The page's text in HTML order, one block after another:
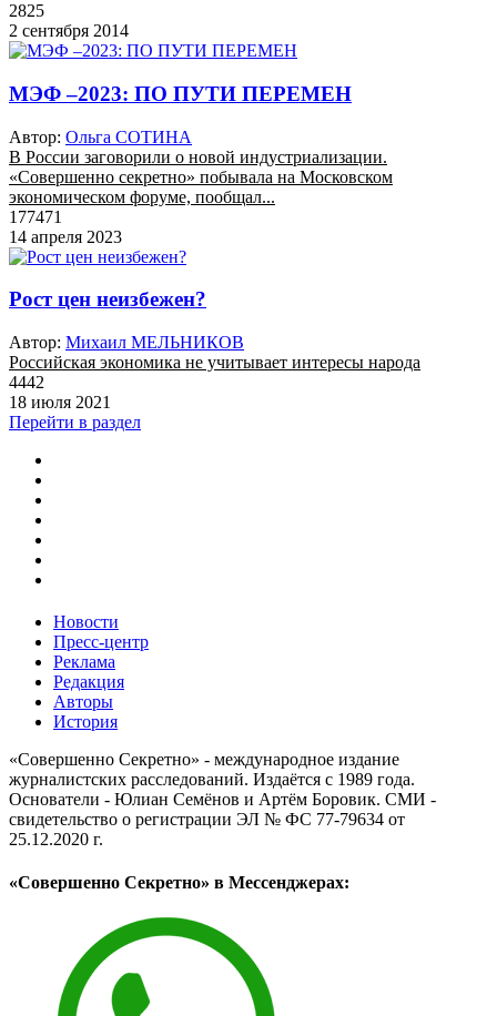
2825
2 сентября 2014
МЭФ –2023: ПО ПУТИ ПЕРЕМЕН
Автор: Ольга СОТИНА
В России заговорили о новой индустриализации.
«Совершенно секретно» побывала на Московском
экономическом форуме, пообщал...
177471
14 апреля 2023
Рост цен неизбежен?
Автор: Михаил МЕЛЬНИКОВ
Российская экономика не учитывает интересы народа
4442
18 июля 2021
Перейти в раздел
Новости
Пресс-центр
Реклама
Редакция
Авторы
История
«Совершенно Секретно» - международное издание
журналистских расследований. Издаётся с 1989 года.
Основатели - Юлиан Семёнов и Артём Боровик. CМИ -
свидетельство о регистрации ЭЛ № ФС 77-79634 от
25.12.2020 г.
«Совершенно Секретно» в Мессенджерах: